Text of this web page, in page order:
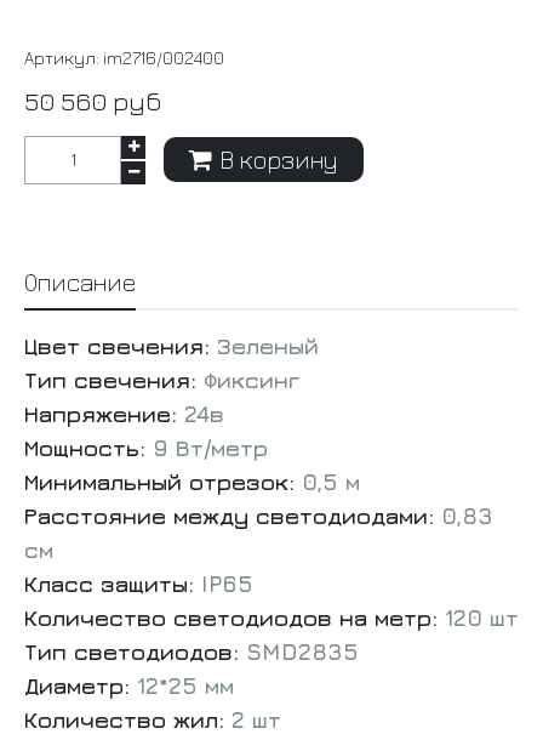
Артикул: im2716/002400
50 560 руб
В корзину
Описание
Цвет свечения: Зеленый
Тип свечения: Фиксинг
Напряжение: 24в
Мощность: 9 Вт/метр
Минимальный отрезок: 0,5 м
Расстояние между светодиодами: 0,83
см
Класс защиты: IP65
Количество светодиодов на метр: 120 шт
Тип светодиодов: SMD2835
Диаметр: 12*25 мм
Количество жил: 2 шт